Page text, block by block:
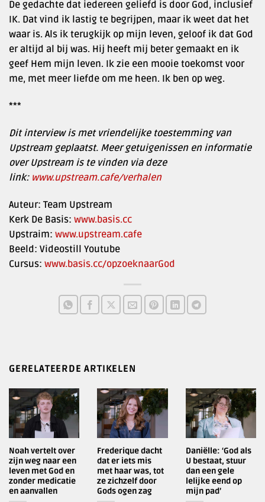
De gedachte dat iedereen geliefd is door God, inclusief
IK. Dat vind ik lastig te begrijpen, maar ik weet dat het
waar is. Als ik terugkijk op mijn leven, geloof ik dat God
er altijd al bij was. Hij heeft mij beter gemaakt en ik
geef Hem mijn leven. Ik zie een mooie toekomst voor
me, met meer liefde om me heen. Ik ben op weg.
***
Dit interview is met vriendelijke toestemming van
Upstream geplaatst. Meer getuigenissen en informatie
over Upstream is te vinden via deze
link: www.upstream.cafe/verhalen
Auteur: Team Upstream
Kerk De Basis: www.basis.cc
Upstraim: www.upstream.cafe
Beeld: Videostill Youtube
Cursus: www.basis.cc/opzoeknaarGod
GERELATEERDE ARTIKELEN
Noah vertelt over
zijn weg naar een
leven met God en
zonder medicatie
en aanvallen
Frederique dacht
dat er iets mis
met haar was, tot
ze zichzelf door
Gods ogen zag
Daniëlle: ‘God als
U bestaat, stuur
dan een gele
lelijke eend op
mijn pad’